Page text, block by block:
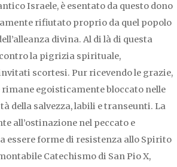
Israele, è esentato da questo dono
rifiutato proprio da quel popolo
divina. Al di là di questa
la pigrizia spirituale,
scortesi. Pur ricevendo le grazie,
egoisticamente bloccato nelle
della salvezza, labili e transeunti. La
all’ostinazione nel peccato e
essere forme di resistenza allo Spirito
Catechismo di San Pio X,